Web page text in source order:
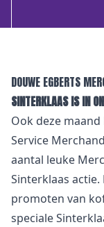
DOUWE EGBERTS
SINTERKLAAS IS IN
Ook deze
Service
aantal leuke
Sinterklaas
promoten van
speciale